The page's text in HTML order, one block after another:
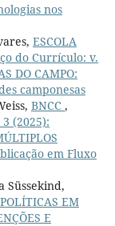
nos
ESCOLA
do Currículo: v.
DO CAMPO:
camponesas
BNCC ,
(2025):
em Fluxo
Süssekind,
EM
E